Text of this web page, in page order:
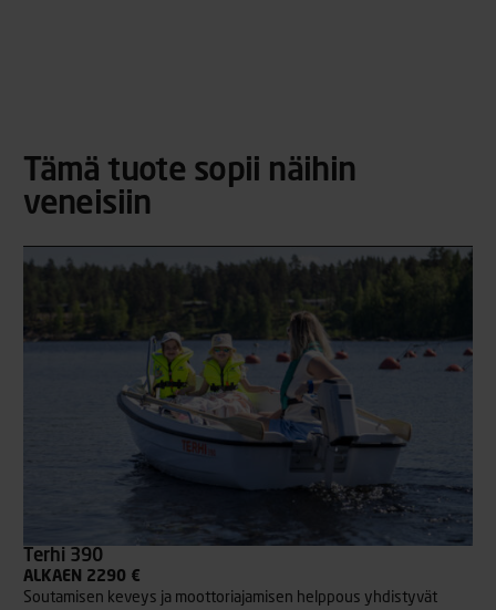
Tämä tuote sopii näihin
veneisiin
Terhi 390
ALKAEN 2290 €
Soutamisen keveys ja moottoriajamisen helppous yhdistyvät